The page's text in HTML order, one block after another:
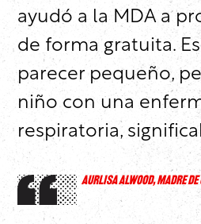
ayudó a la MDA a
de forma gratuita.
parecer pequeño,
niño con una
respiratoria,
AURLISA ALWOOD, MADRE DE